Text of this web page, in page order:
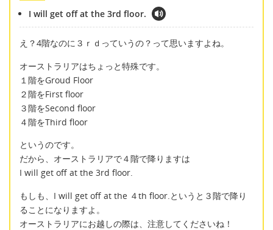
I will get off at the 3rd floor.
え？4階なのに３ｒｄっていうの？って思いますよね。
オーストラリアはちょっと特殊です。
１階をGroud Floor
２階をFirst floor
３階をSecond floor
４階をThird floor
というのです。
だから、オーストラリアで４階で降りますは
I will get off at the 3rd floor.
もしも、I will get off at the ４th floor.というと３階で降り
ることになりますよ。
オーストラリアにお越しの際は、注意してくださいね！